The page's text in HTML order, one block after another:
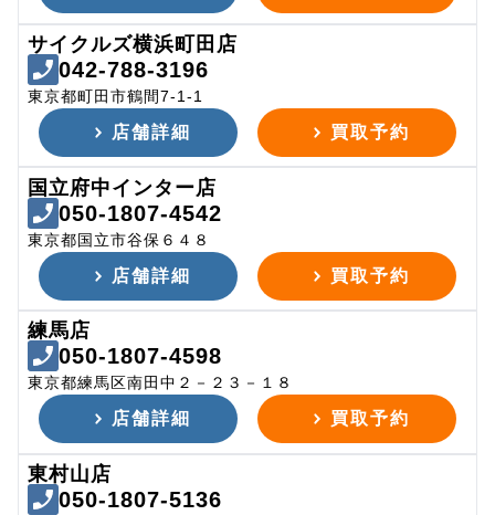
サイクルズ横浜町田店
042-788-3196
東京都町田市鶴間7-1-1
店舗詳細 買取予約
国立府中インター店
050-1807-4542
東京都国立市谷保６４８
店舗詳細 買取予約
練馬店
050-1807-4598
東京都練馬区南田中２－２３－１８
店舗詳細 買取予約
東村山店
050-1807-5136